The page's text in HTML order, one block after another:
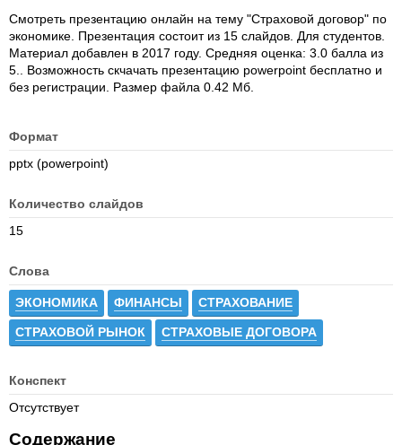
Смотреть презентацию онлайн на тему "Страховой договор" по
экономике. Презентация состоит из 15 слайдов. Для студентов.
Материал добавлен в 2017 году. Средняя оценка: 3.0 балла из
5.. Возможность скчачать презентацию powerpoint бесплатно и
без регистрации. Размер файла 0.42 Мб.
Формат
pptx (powerpoint)
Количество слайдов
15
Слова
ЭКОНОМИКА ФИНАНСЫ СТРАХОВАНИЕ
СТРАХОВОЙ РЫНОК СТРАХОВЫЕ ДОГОВОРА
Конспект
Отсутствует
Содержание